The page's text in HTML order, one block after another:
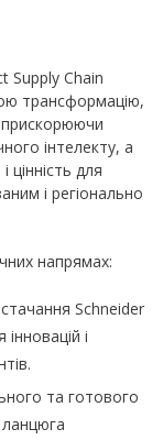
Supply Chain
трансформацію,
прискорюючи
інтелекту, а
цінність для
і регіонально
напрямах:
Schneider
і
та готового